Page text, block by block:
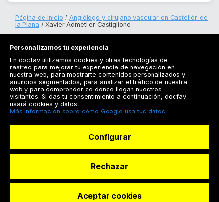
Página de inicio
Angiólogo y cirujano vascular en Castellón de
la Plana
Xavier Admetller Castiglione
Registrarse
Docfav
© Dashboard Technologies S.L
Personalizamos tu experiencia
En docfav utilizamos cookies y otras tecnologías de
rastreo para mejorar tu experiencia de navegación en
nuestra web, para mostrarte contenidos personalizados y
anuncios segmentados, para analizar el tráfico de nuestra
web y para comprender de donde llegan nuestros
visitantes. Si das tu consentimiento a continuación, docfav
usará cookies y datos:
Más información sobre cómo Google usa tus datos
Configurar
Rechazar
Aceptar cookies